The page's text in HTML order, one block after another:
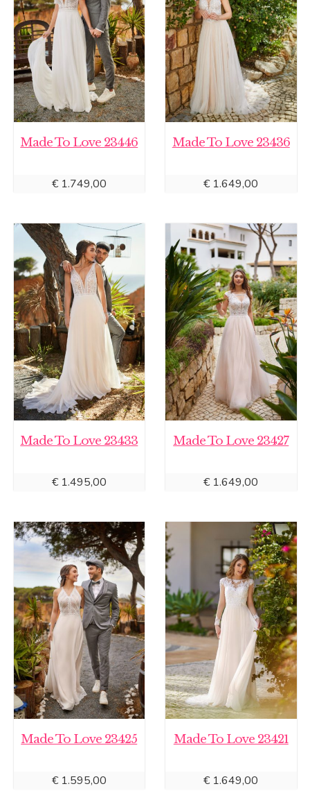
Made To Love 23446
€1.749,00
Made To Love 23436
€1.649,00
Made To Love 23433
€1.495,00
Made To Love 23427
€1.649,00
Made To Love 23425
€1.595,00
Made To Love 23421
€1.649,00